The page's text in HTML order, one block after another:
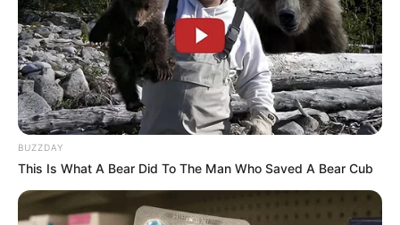
10 Desain Kanopi Tempat
Tidur, Serasa Beristirahat di
Kamar Raja
BUZZDAY
This Is What A Bear Did To The Man Who Saved A Bear Cub